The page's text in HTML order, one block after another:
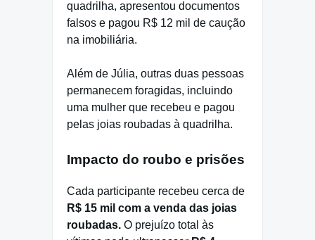
quadrilha, apresentou documentos
falsos e pagou R$ 12 mil de caução
na imobiliária.
Além de Júlia, outras duas pessoas
permanecem foragidas, incluindo
uma mulher que recebeu e pagou
pelas joias roubadas à quadrilha.
Impacto do roubo e prisões
Cada participante recebeu cerca de
R$ 15 mil com a venda das joias
roubadas. O prejuízo total às